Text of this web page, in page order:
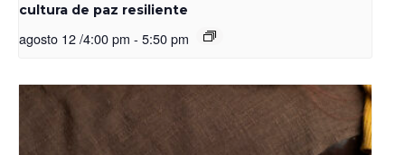
cultura de paz resiliente
agosto 12 /4:00 pm - 5:50 pm